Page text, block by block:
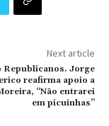
Next article
Republicanos. Jorge
reafirma apoio a
“Não entrarei
em picuinhas”